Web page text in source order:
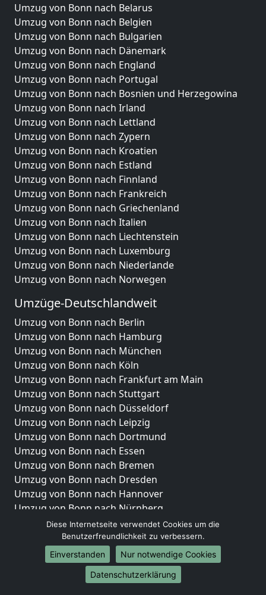
Umzug von Bonn nach Belarus
Umzug von Bonn nach Belgien
Umzug von Bonn nach Bulgarien
Umzug von Bonn nach Dänemark
Umzug von Bonn nach England
Umzug von Bonn nach Portugal
Umzug von Bonn nach Bosnien und Herzegowina
Umzug von Bonn nach Irland
Umzug von Bonn nach Lettland
Umzug von Bonn nach Zypern
Umzug von Bonn nach Kroatien
Umzug von Bonn nach Estland
Umzug von Bonn nach Finnland
Umzug von Bonn nach Frankreich
Umzug von Bonn nach Griechenland
Umzug von Bonn nach Italien
Umzug von Bonn nach Liechtenstein
Umzug von Bonn nach Luxemburg
Umzug von Bonn nach Niederlande
Umzug von Bonn nach Norwegen
Umzüge-Deutschlandweit
Umzug von Bonn nach Berlin
Umzug von Bonn nach Hamburg
Umzug von Bonn nach München
Umzug von Bonn nach Köln
Umzug von Bonn nach Frankfurt am Main
Umzug von Bonn nach Stuttgart
Umzug von Bonn nach Düsseldorf
Umzug von Bonn nach Leipzig
Umzug von Bonn nach Dortmund
Umzug von Bonn nach Essen
Umzug von Bonn nach Bremen
Umzug von Bonn nach Dresden
Umzug von Bonn nach Hannover
Umzug von Bonn nach Nürnberg
Umzug von Bonn nach Duisburg
Umzug von Bonn nach Bochum
Umzug von Bonn nach Wuppertal
Umzug von Bonn nach Bielefeld
Umzug von Bonn nach Bonn
Diese Internetseite verwendet Cookies um die
Benutzerfreundlichkeit zu verbessern.
Einverstanden
Nur notwendige Cookies
Datenschutzerklärung